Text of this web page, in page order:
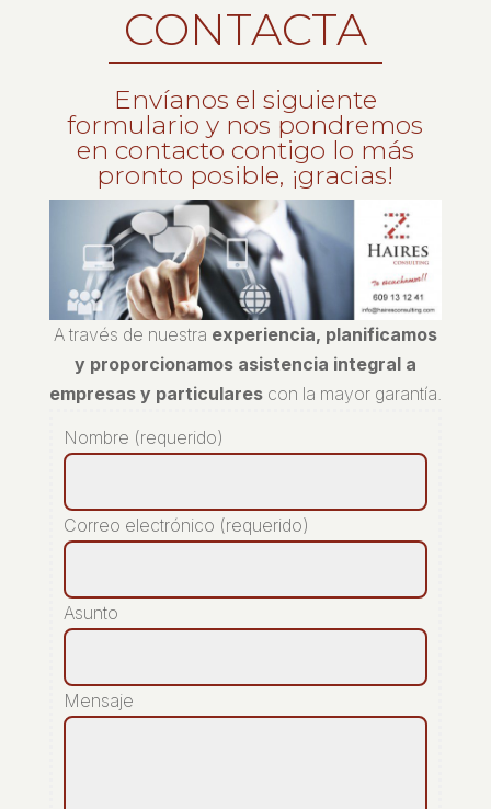
CONTACTA
Envíanos el siguiente
formulario y nos pondremos
en contacto contigo lo más
pronto posible, ¡gracias!
A través de nuestra experiencia, planificamos
y proporcionamos asistencia integral a
empresas y particularescon la mayor garantía.
Nombre (requerido)
Correo electrónico (requerido)
Asunto
Mensaje